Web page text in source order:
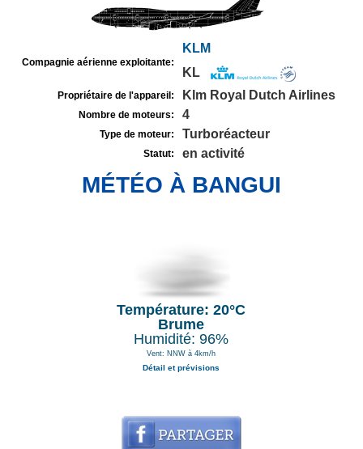
Compagnie aérienne exploitante:
KLM
KL
Propriétaire de l'appareil: Klm Royal Dutch Airlines
Nombre de moteurs: 4
Type de moteur: Turboréacteur
Statut: en activité
MÉTÉO À BANGUI
Température: 20°C
Brume
Humidité: 96%
Vent: NNW à 4km/h
Détail et prévisions